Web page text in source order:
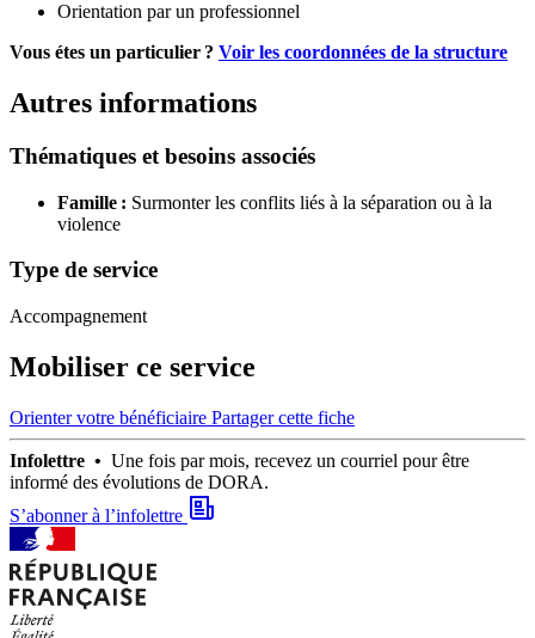
Orientation par un professionnel
Vous étes un particulier ? Voir les coordonnées de la structure
Autres informations
Thématiques et besoins associés
Famille : Surmonter les conflits liés à la séparation ou à la
violence
Type de service
Accompagnement
Mobiliser ce service
Orienter votre bénéficiaire Partager cette fiche
Infolettre • Une fois par mois, recevez un courriel pour être
informé des évolutions de DORA.
S’abonner à l’infolettre